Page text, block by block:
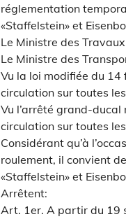
réglementation
«Staffelstein» et
Le Ministre des
Le Ministre des
Vu la loi modifiée du
circulation sur toutes
Vu l’arrêté grand-
circulation sur toutes
Considérant qu’à
roulement, il convient
«Staffelstein» et
Arrêtent:
Art. 1er. A partir du 19